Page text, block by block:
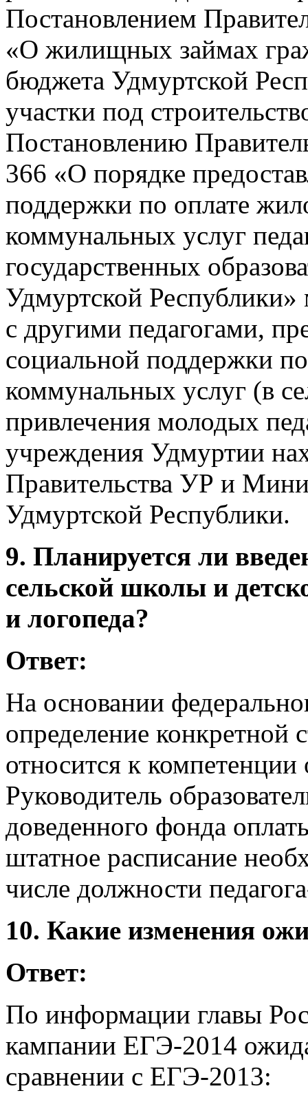
Постановлением
«О жилищных займах
бюджета Удмуртской
участки под
Постановлению
366 «О порядке
поддержки по оплате
коммунальных услуг
государственных
Удмуртской
с другими педагогами,
социальной поддержки
коммунальных услуг (в
привлечения молодых
учреждения Удмуртии
Правительства УР и
Удмуртской Республики.
9. Планируется ли
сельской школы и
и логопеда?
Ответ:
На основании
определение конкретной
относится к компетенции
Руководитель
доведенного фонда
штатное расписание
числе должности
10. Какие изменения
Ответ:
По информации главы
кампании ЕГЭ-2014
сравнении с ЕГЭ-2013: